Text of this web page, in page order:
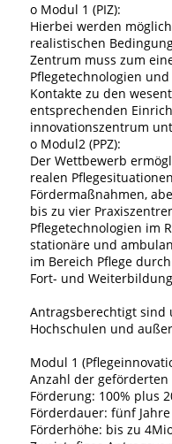
o Modul 1 (PIZ):
Hierbei werden
realistischen
Zentrum muss zum
Pflegetechnologien
Kontakte zu den
entsprechenden
innovationszentrum
o Modul2 (PPZ):
Der Wettbewerb
realen
Fördermaßnahmen,
bis zu vier
Pflegetechnologien im
stationäre und
im Bereich Pflege
Fort- und
Antragsberechtigt sind
Hochschulen und
Modul 1
Anzahl der geförderten
Förderung: 100% plus
Förderdauer: fünf Jahre
Förderhöhe: bis zu